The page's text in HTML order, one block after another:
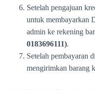
Setelah pengajuan
untuk membayarkan
admin ke rekening
0183696111).
Setelah pembayaran
mengirimkan barang